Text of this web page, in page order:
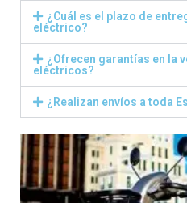
¿Cuál es el plazo de
eléctrico?
¿Ofrecen garantías en la
eléctricos?
¿Realizan envíos a toda